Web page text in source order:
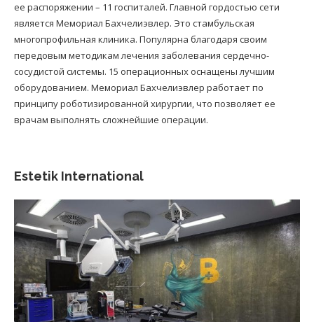
ее распоряжении – 11 госпиталей. Главной гордостью сети
является Мемориал Бахчелиэвлер. Это стамбульская
многопрофильная клиника. Популярна благодаря своим
передовым методикам лечения заболевания сердечно-
сосудистой системы. 15 операционных оснащены лучшим
оборудованием. Мемориал Бахчелиэвлер работает по
принципу роботизированной хирургии, что позволяет ее
врачам выполнять сложнейшие операции.
Estetik International